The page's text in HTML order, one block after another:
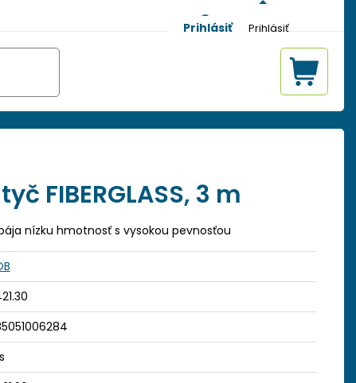
Prihlásiť
FIBERGLASS, 3 m
nízku hmotnosť s vysokou pevnosťou